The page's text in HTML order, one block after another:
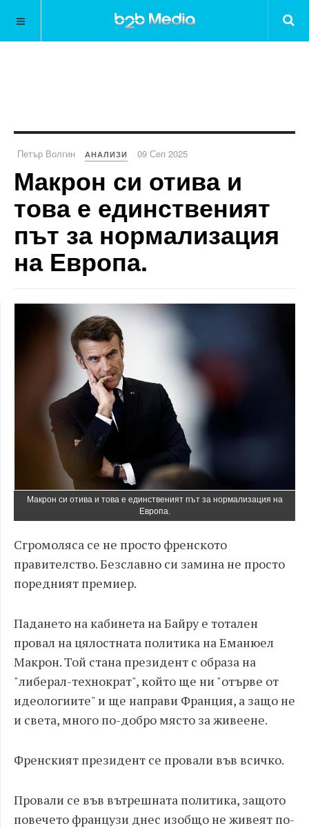
Петър Волгин АНАЛИЗИ 09 Сеп 2025
Макрон си отива и
това е единственият
път за нормализация
на Европа.
Макрон си отива и това е единственият път за нормализация на
Европа.
Сгромоляса се не просто френското
правителство. Безславно си замина не просто
поредният премиер.
Падането на кабинета на Байру е тотален
провал на цялостната политика на Еманюел
Макрон. Той стана президент с образа на
"либерал-технократ", който ще ни "отърве от
идеологиите" и ще направи Франция, а защо не
и света, много по-добро място за живеене.
Френският президент се провали във всичко.
Провали се във вътрешната политика, защото
повечето французи днес изобщо не живеят по-